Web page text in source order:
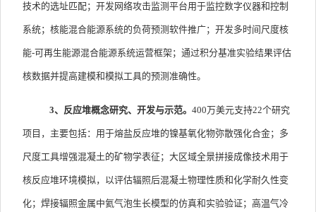
技术的选址匹配；开发网络攻击监测平台用于监控数字仪器和控制
系统；核能混合能源系统的负荷预测软件推广；开发多时间尺度核
能-可再生能源混合能源系统运营框架；通过积分基准实验结果评估
核数据并提高建模和模拟工具的预测准确性。
3、反应堆概念研究、开发与示范。 400万美元支持22个研究
项目，主要包括：用于熔盐反应堆的镍基氧化物弥散强化合金；多
尺度工具增强混凝土的矿物学表征；大区域全景拼接成像技术用于
核反应堆环境模拟，以评估辐照后混凝土物理性质和化学耐久性变
化；焊接辐照金属中氦气泡生长模型的仿真和实验验证；高温气冷